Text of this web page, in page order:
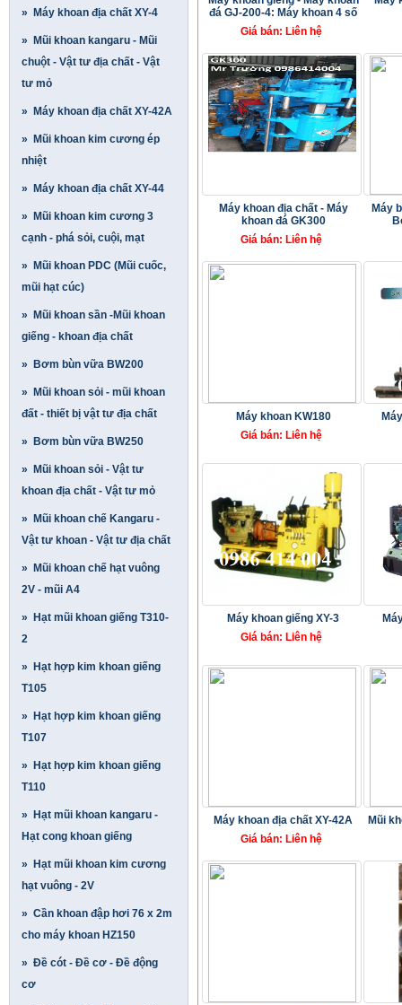
» Máy khoan địa chất XY-4
» Mũi khoan kangaru - Mũi
chuột - Vật tư địa chất - Vật
tư mỏ
» Máy khoan địa chất XY-42A
» Mũi khoan kim cương ép
nhiệt
» Máy khoan địa chất XY-44
» Mũi khoan kim cương 3
cạnh - phá sỏi, cuội, mạt
» Mũi khoan PDC (Mũi cuốc,
mũi hạt cúc)
» Mũi khoan sần -Mũi khoan
giếng - khoan địa chất
» Bơm bùn vữa BW200
» Mũi khoan sỏi - mũi khoan
đất - thiết bị vật tư địa chất
» Bơm bùn vữa BW250
» Mũi khoan sỏi - Vật tư
khoan địa chất - Vật tư mỏ
» Mũi khoan chế Kangaru -
Vật tư khoan - Vật tư địa chất
» Mũi khoan chế hạt vuông
2V - mũi A4
» Hạt mũi khoan giếng T310-
2
» Hạt hợp kim khoan giếng
T105
» Hạt hợp kim khoan giếng
T107
» Hạt hợp kim khoan giếng
T110
» Hạt mũi khoan kangaru -
Hạt cong khoan giếng
» Hạt mũi khoan kim cương
hạt vuông - 2V
» Cần khoan đập hơi 76 x 2m
cho máy khoan HZ150
» Đề cót - Đề cơ - Đề động
cơ
đá GJ-200-4: Máy khoan 4 số
Giá bán: Liên hệ
Máy khoan địa chất - Máy
khoan đá GK300
Giá bán: Liên hệ
Máy
Máy khoan KW180
Giá bán: Liên hệ
Máy khoan giếng XY-3
Giá bán: Liên hệ
Máy khoan địa chất XY-42A
Giá bán: Liên hệ
Mũi